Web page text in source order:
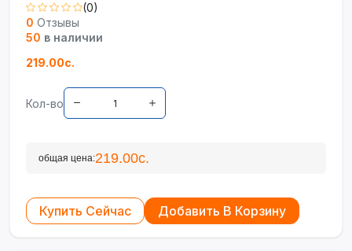
(0)
0 Отзывы
50 в наличии
219.00с.
Кол-во
общая цена:219.00с.
Купить Сейчас Добавить В Корзину